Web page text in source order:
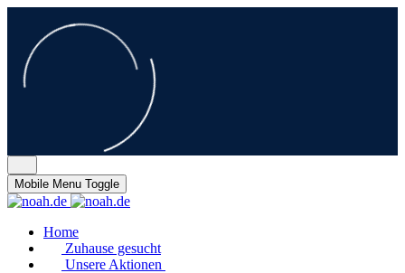
Mobile Menu Toggle
Home
Zuhause gesucht
Unsere Aktionen